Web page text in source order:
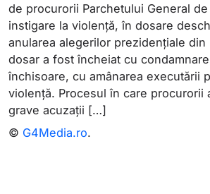
de procurorii Parchetului General
instigare la violență, în dosare
anularea alegerilor prezidențiale din
dosar a fost încheiat cu
închisoare, cu amânarea executării
violență. Procesul în care procurorii
grave acuzații […]
© G4Media.ro.